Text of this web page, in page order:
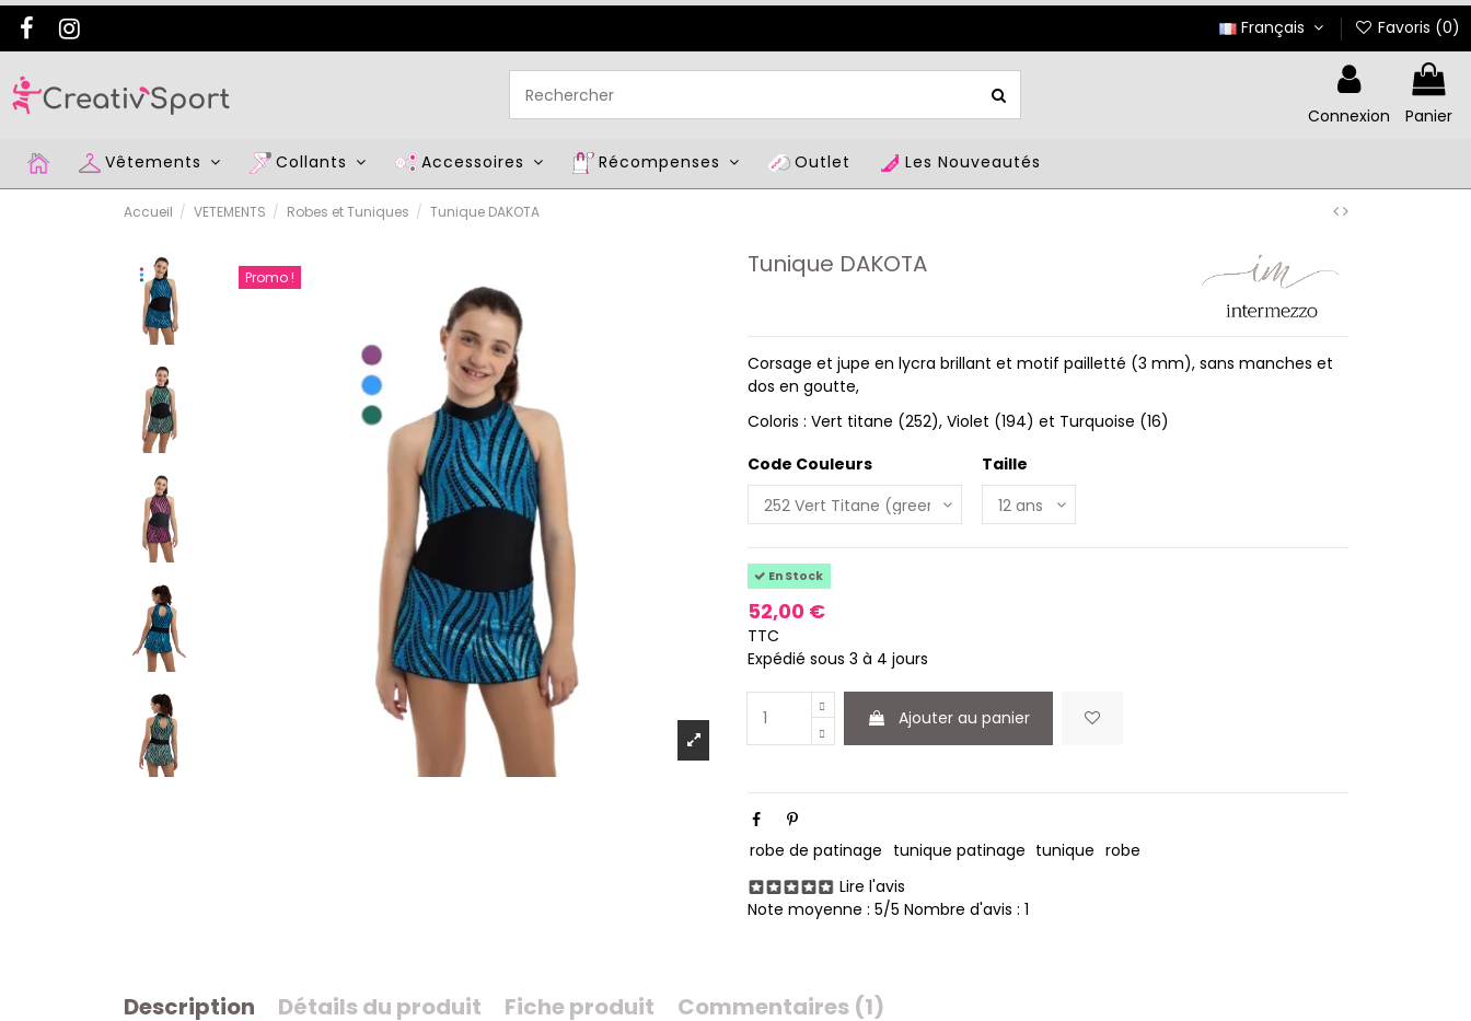
Français Favoris (0)
Connexion Panier
Vêtements Collants Accessoires Récompenses Outlet Les Nouveautés
Accueil VETEMENTS Robes et Tuniques Tunique DAKOTA
Promo ! Tunique DAKOTA
Corsage et jupe en lycra brillant et motif pailletté (3 mm), sans manches et
dos en goutte,
Coloris : Vert titane (252), Violet (194) et Turquoise (16)
Code Couleurs
Taille
En Stock
52,00 €
TTC
Expédié sous 3 à 4 jours
Ajouter au panier
robe de patinage tunique patinage tunique robe
Lire l'avis
Note moyenne : 5/5 Nombre d'avis : 1
Description Détails du produit Fiche produit Commentaires (1)